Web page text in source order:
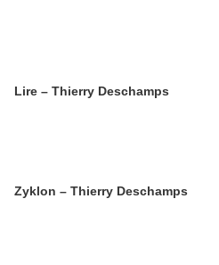
Lire – Thierry Deschamps
Zyklon – Thierry Deschamps